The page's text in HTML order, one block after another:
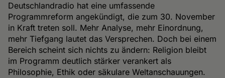
Deutschlandradio hat eine umfassende
Programmreform angekündigt, die zum 30. November
in Kraft treten soll. Mehr Analyse, mehr Einordnung,
mehr Tiefgang lautet das Versprechen. Doch bei einem
Bereich scheint sich nichts zu ändern: Religion bleibt
im Programm deutlich stärker verankert als
Philosophie, Ethik oder säkulare Weltanschauungen.